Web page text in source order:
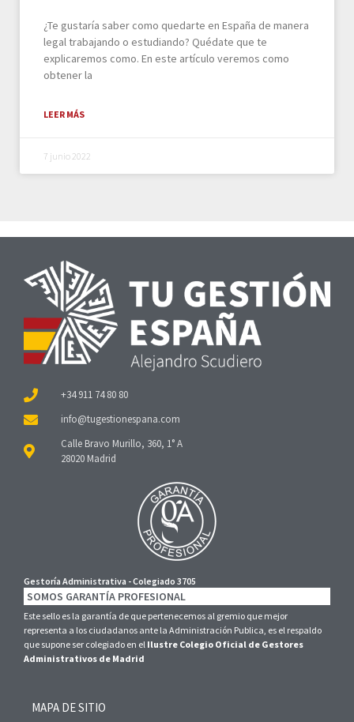
¿Te gustaría saber como quedarte en España de manera
legal trabajando o estudiando? Quédate que te
explicaremos como. En este artículo veremos como
obtener la
LEER MÁS
7 junio 2022
+34 911 74 80 80
Calle Bravo Murillo, 360, 1° A
28020 Madrid
Gestoría Administrativa - Colegiado 3705
SOMOS GARANTÍA PROFESIONAL
Este sello es la garantía de que pertenecemos al gremio que mejor
representa a los ciudadanos ante la Administración Publica, es el respaldo
que supone ser colegiado en el Ilustre Colegio Oficial de Gestores
Administrativos de Madrid
MAPA DE SITIO